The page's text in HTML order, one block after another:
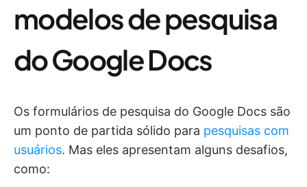
modelos de pesquisa
do Google Docs
Os formulários de pesquisa do Google Docs são
um ponto de partida sólido para pesquisas com
usuários. Mas eles apresentam alguns desafios,
como: